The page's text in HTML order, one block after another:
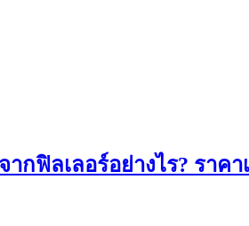
กฟิลเลอร์อย่างไร? ราคา